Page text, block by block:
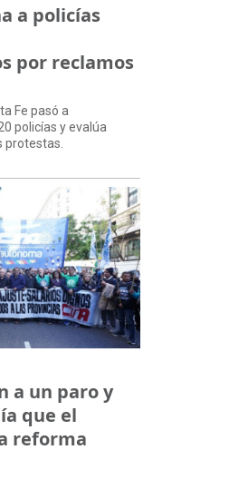
a policías
por reclamos
Fe pasó a
policías y evalúa
protestas.
a un paro y
que el
reforma